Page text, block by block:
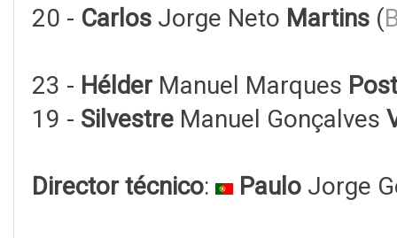
20 - Carlos Jorge Neto Martins (
23 - HélderManuel Marques
19 - Silvestre Manuel Gonçalves
Director técnico: Paulo Jorge